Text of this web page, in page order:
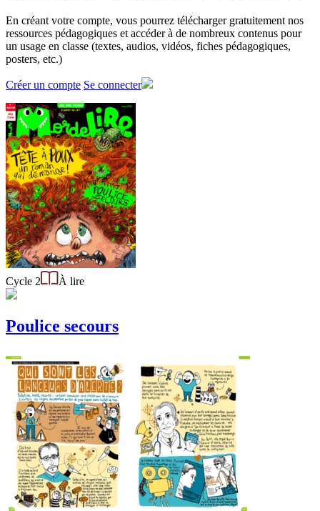
En créant votre compte, vous pourrez télécharger gratuitement nos
ressources pédagogiques et accéder à de nombreux contenus pour
un usage en classe (textes, audios, vidéos, fiches pédagogiques,
posters, etc.)
Créer un compte Se connecter
Cycle 2 À lire
Poulice secours